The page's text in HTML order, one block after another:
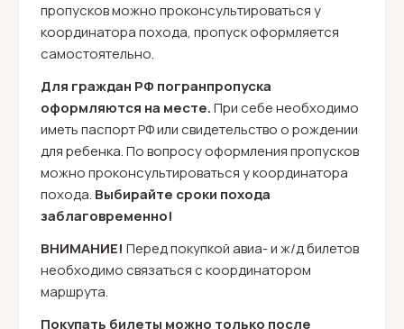
пропусков можно проконсультироваться у
координатора похода, пропуск оформляется
самостоятельно.
Для граждан РФ погранпропуска
оформляются на месте.При себе необходимо
иметь паспорт РФ или свидетельство о рождении
для ребенка. По вопросу оформления пропусков
можно проконсультироваться у координатора
похода. Выбирайте сроки похода
заблаговременно!
ВНИМАНИЕ! Перед покупкой авиа- и ж/д билетов
необходимо связаться с координатором
маршрута.
Покупать билеты можно только после